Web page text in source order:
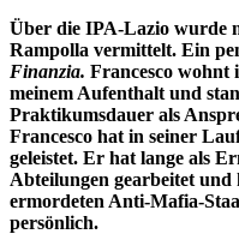
Über die IPA-Lazio wurde
Rampolla vermittelt. Ein
Finanzia. Francesco wohnt
meinem Aufenthalt und
Praktikumsdauer als
Francesco hat in seiner
geleistet. Er hat lange als
Abteilungen gearbeitet und
ermordeten Anti-Mafia-
persönlich.